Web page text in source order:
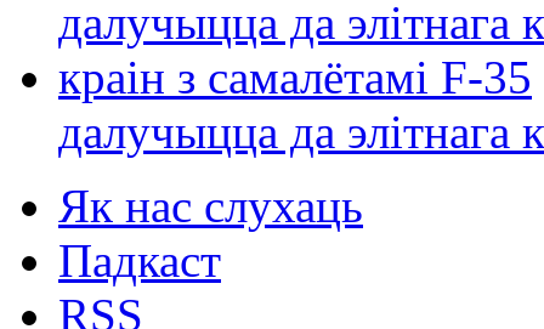
далучыцца да элітнага
Як нас слухаць
Падкаст
RSS